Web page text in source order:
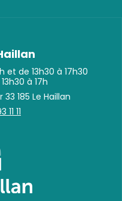
et de 13h30 à 17h30
à 17h
185 Le Haillan
11